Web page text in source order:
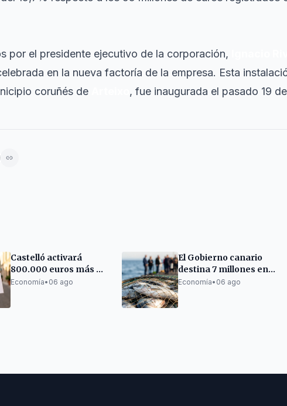
por el presidente ejecutivo de la corporación,
en la nueva factoría de la empresa. Esta
coruñés de
, fue inaugurada el pasado 19
Castelló activará
800.000 euros más en
bonos comerciales
Economía• 06 ago
El Gobierno canario
destina 7 millones en
ayudas al sector
Economía• 06 ago